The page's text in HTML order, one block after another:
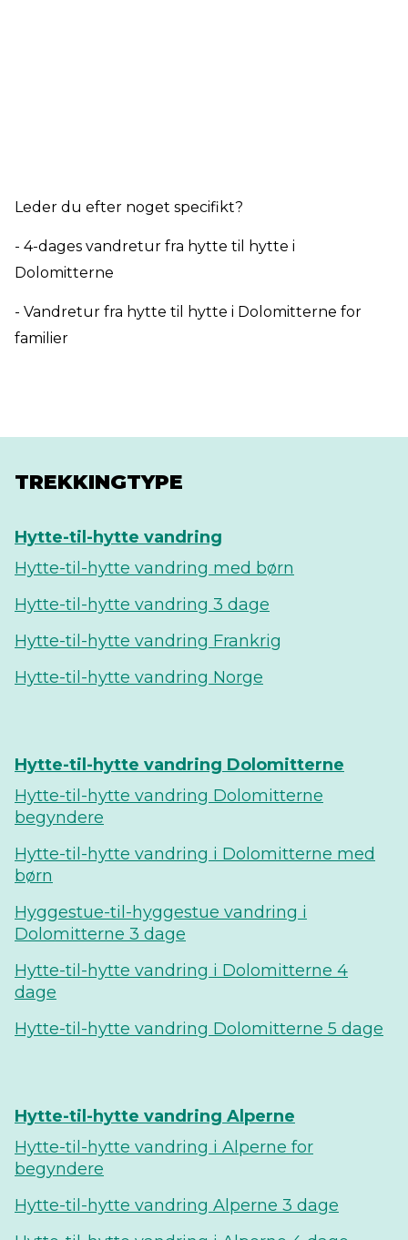
Leder du efter noget specifikt?
- 4-dages vandretur fra hytte til hytte i
Dolomitterne
- Vandretur fra hytte til hytte i Dolomitterne for
familier
TREKKINGTYPE
Hytte-til-hytte vandring
Hytte-til-hytte vandring med børn
Hytte-til-hytte vandring 3 dage
Hytte-til-hytte vandring Frankrig
Hytte-til-hytte vandring Norge
Hytte-til-hytte vandring Dolomitterne
Hytte-til-hytte vandring Dolomitterne
begyndere
Hytte-til-hytte vandring i Dolomitterne med
børn
Hyggestue-til-hyggestue vandring i
Dolomitterne 3 dage
Hytte-til-hytte vandring i Dolomitterne 4
dage
Hytte-til-hytte vandring Dolomitterne 5 dage
Hytte-til-hytte vandring Alperne
Hytte-til-hytte vandring i Alperne for
begyndere
Hytte-til-hytte vandring Alperne 3 dage